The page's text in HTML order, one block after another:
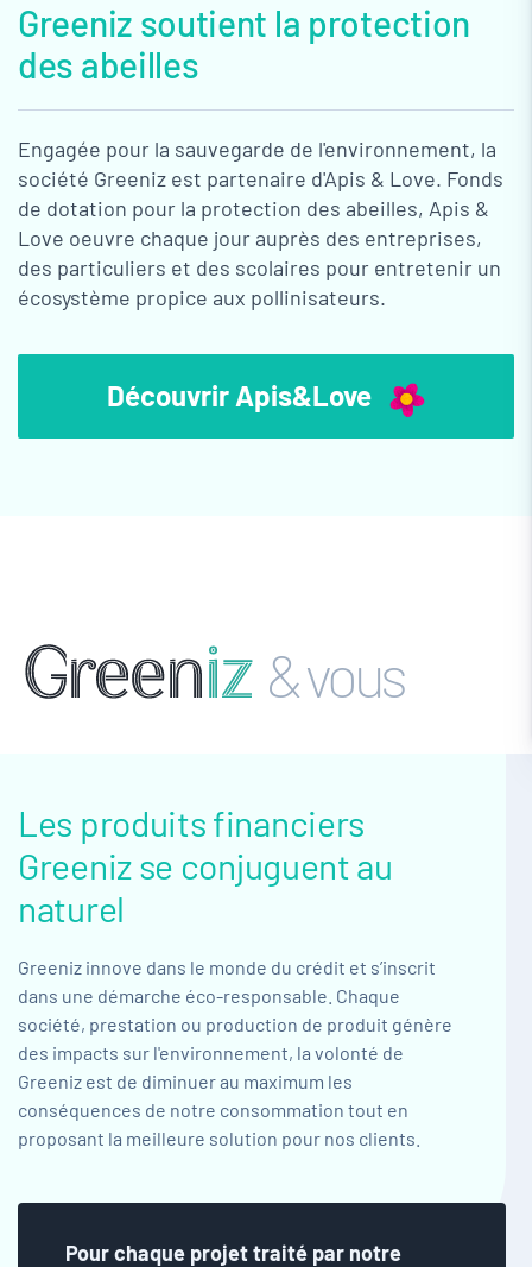
Greeniz soutient la protection
des abeilles
Engagée pour la sauvegarde de l'environnement, la
société Greeniz est partenaire d'Apis & Love. Fonds
de dotation pour la protection des abeilles, Apis &
Love oeuvre chaque jour auprès des entreprises,
des particuliers et des scolaires pour entretenir un
écosystème propice aux pollinisateurs.
Découvrir Apis&Love
& vous
Les produits financiers
Greenizse conjuguent au
naturel
Greeniz innove dans le monde du crédit et s’inscrit
dans une démarche éco-responsable. Chaque
société, prestation ou production de produit génère
des impacts sur l'environnement, la volonté de
Greeniz est de diminuer au maximum les
conséquences de notre consommation tout en
proposant la meilleure solution pour nos clients.
Pour chaque projet traité par notre